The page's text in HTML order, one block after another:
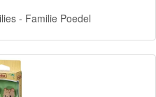
- Familie Poedel